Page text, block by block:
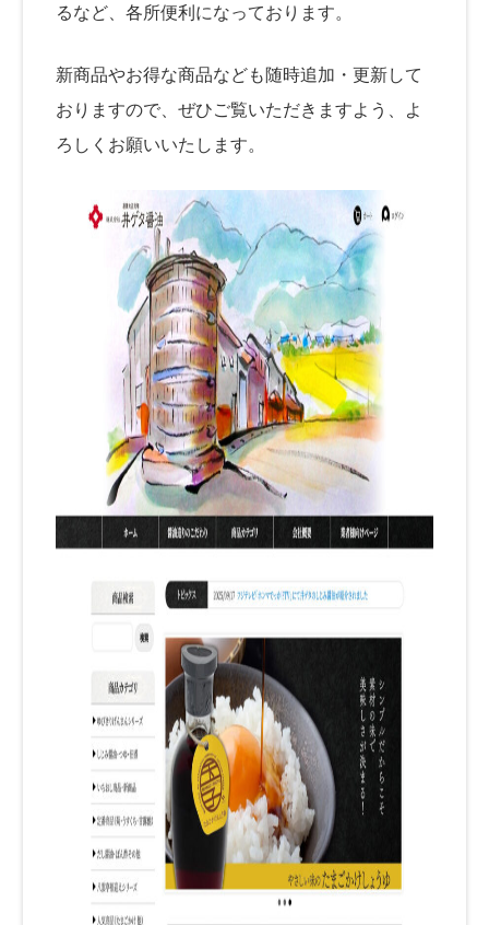
るなど、各所便利になっております。
新商品やお得な商品なども随時追加・更新して
おりますので、ぜひご覧いただきますよう、よ
ろしくお願いいたします。